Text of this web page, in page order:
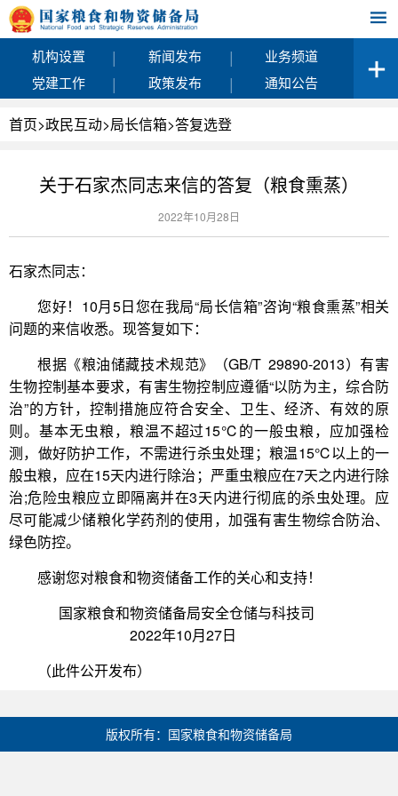
机构设置 | 新闻发布 |
业务频道
党建工作
| 政策发布 | 通知公告
首页>政民互动>局长信箱>答复选登
关于石家杰同志来信的答复（粮食熏蒸）
2022年10月28日
石家杰同志：
您好！10月5日您在我局“局长信箱”咨询“粮食熏蒸”相关
问题的来信收悉。现答复如下：
根据《粮油储藏技术规范》（GB/T 29890-2013）有害
生物控制基本要求，有害生物控制应遵循“以防为主，综合防
治”的方针，控制措施应符合安全、卫生、经济、有效的原
则。基本无虫粮，粮温不超过15℃的一般虫粮，应加强检
测，做好防护工作，不需进行杀虫处理；粮温15℃以上的一
般虫粮，应在15天内进行除治；严重虫粮应在7天之内进行除
治;危险虫粮应立即隔离并在3天内进行彻底的杀虫处理。应
尽可能减少储粮化学药剂的使用，加强有害生物综合防治、
绿色防控。
感谢您对粮食和物资储备工作的关心和支持！
国家粮食和物资储备局安全仓储与科技司
2022年10月27日
（此件公开发布）
版权所有：国家粮食和物资储备局